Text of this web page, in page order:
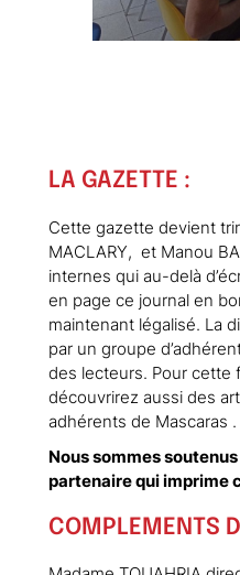
LA GAZETTE :
Cette gazette devient
MACLARY, et Manou
internes qui au-delà
en page ce journal en
maintenant légalisé. La
par un groupe
des lecteurs. Pour cette
découvrirez aussi des
adhérents de Mascaras .
Nous sommes soutenus
partenaire qui imprime
COMPLEMENTS